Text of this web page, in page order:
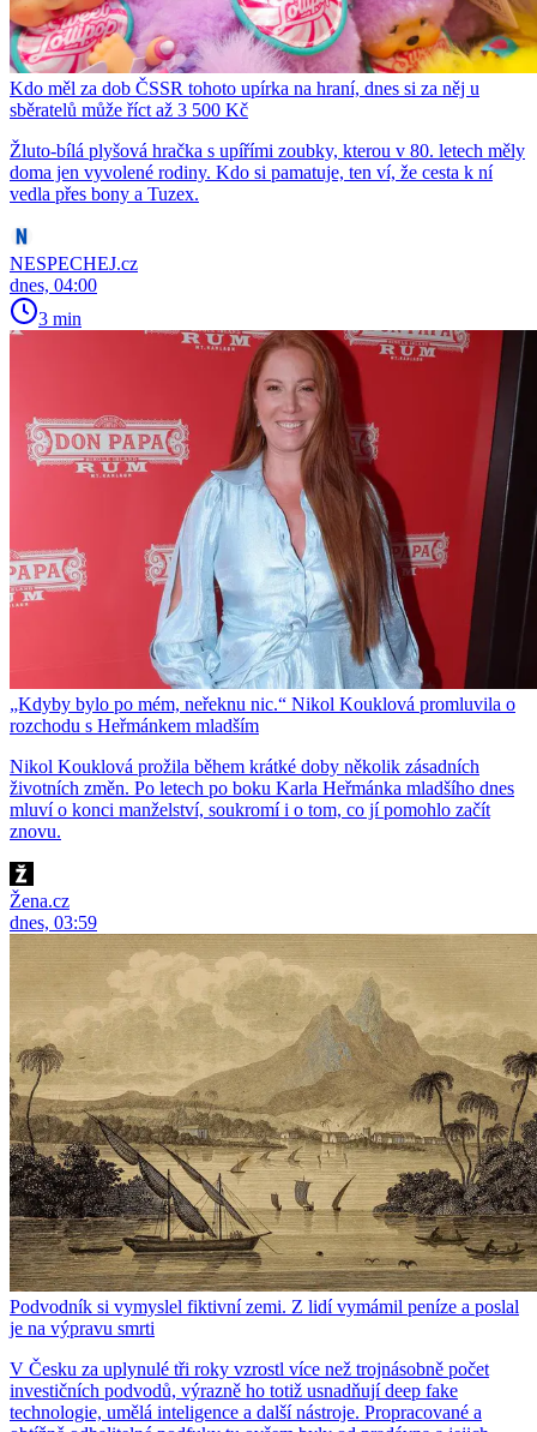
Kdo měl za dob ČSSR tohoto upírka na hraní, dnes si za něj u
sběratelů může říct až 3 500 Kč
Žluto-bílá plyšová hračka s upířími zoubky, kterou v 80. letech měly
doma jen vyvolené rodiny. Kdo si pamatuje, ten ví, že cesta k ní
vedla přes bony a Tuzex.
NESPECHEJ.cz
dnes, 04:00
3 min
„Kdyby bylo po mém, neřeknu nic.“ Nikol Kouklová promluvila o
rozchodu s Heřmánkem mladším
Nikol Kouklová prožila během krátké doby několik zásadních
životních změn. Po letech po boku Karla Heřmánka mladšího dnes
mluví o konci manželství, soukromí i o tom, co jí pomohlo začít
znovu.
Žena.cz
dnes, 03:59
Podvodník si vymyslel fiktivní zemi. Z lidí vymámil peníze a poslal
je na výpravu smrti
V Česku za uplynulé tři roky vzrostl více než trojnásobně počet
investičních podvodů, výrazně ho totiž usnadňují deep fake
technologie, umělá inteligence a další nástroje. Propracované a